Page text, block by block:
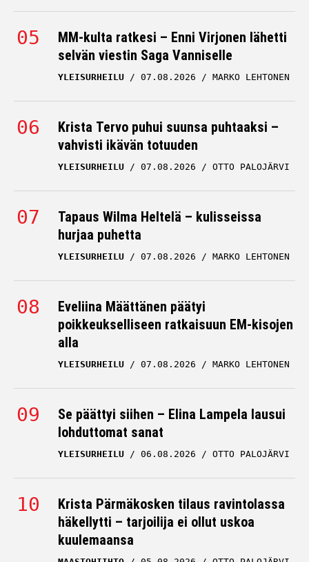
MM-kulta ratkesi – Enni Virjonen lähetti
selvän viestin Saga Vanniselle
YLEISURHEILU 07.08.2026 MARKO LEHTONEN
Krista Tervo puhui suunsa puhtaaksi –
vahvisti ikävän totuuden
YLEISURHEILU 07.08.2026
Tapaus Wilma Heltelä – kulisseissa
hurjaa puhetta
YLEISURHEILU
Eveliina Määttänen päätyi
poikkeukselliseen ratkaisuun EM-kisojen
alla
YLEISURHEILU
Se päättyi siihen – Elina Lampela lausui
lohduttomat sanat
YLEISURHEILU 06.08.2026
Krista Pärmäkosken tilaus ravintolassa
häkellytti – tarjoilija ei ollut uskoa
kuulemaansa
MAASTOHIIHTO